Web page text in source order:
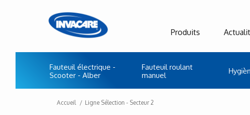
Produits
Fauteuil électrique -
Scooter - Alber
Fauteuil roulant
manuel
Accueil Ligne Sélection - Secteur 2